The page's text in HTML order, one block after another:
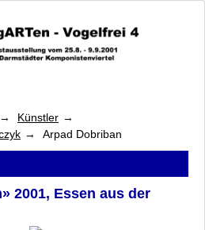
Künstler
Arpad Dobriban
2001, Essen aus der